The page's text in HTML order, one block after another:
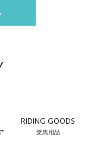
RIDING GOODS
乗馬用品